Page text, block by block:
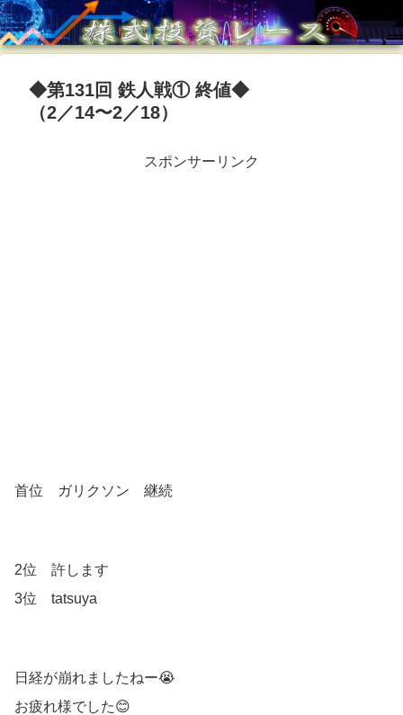
◆第131回 鉄人戦① 終値◆
（2／14〜2／18）
スポンサーリンク
首位 ガリクソン 継続
2位 許します
3位 tatsuya
日経が崩れましたねー😭
お疲れ様でした😊